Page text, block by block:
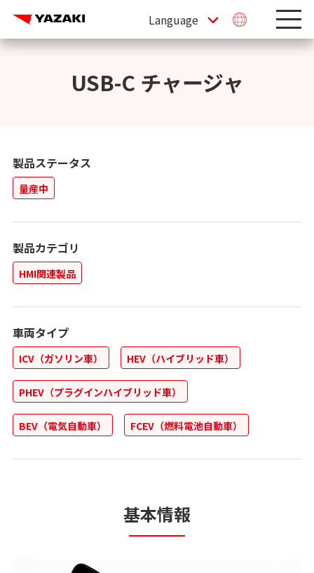
USB-C チャージャ
製品ステータス
量産中
製品カテゴリ
HMI関連製品
車両タイプ
ICV（ガソリン車） HEV（ハイブリッド車）
PHEV（プラグインハイブリッド車）
BEV（電気自動車） FCEV（燃料電池自動車）
基本情報